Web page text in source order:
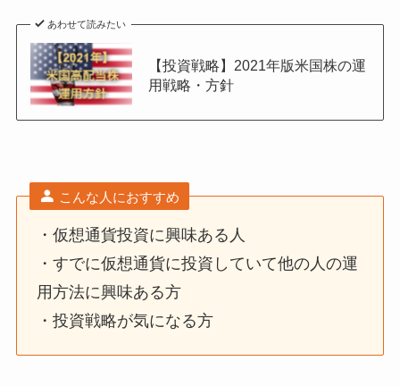
あわせて読みたい
【投資戦略】2021年版米国株の運
用戦略・方針
こんな人におすすめ
・仮想通貨投資に興味ある人
・すでに仮想通貨に投資していて他の人の運
用方法に興味ある方
・投資戦略が気になる方